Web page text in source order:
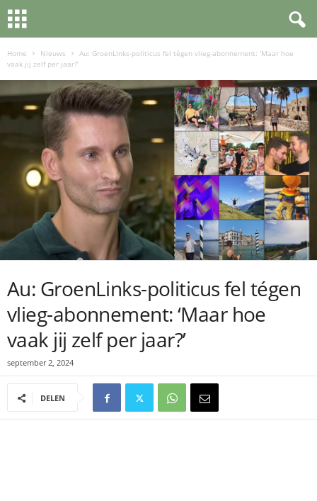
Home Nieuws
Au: GroenLinks-politicus fel tégen vlieg-abonnement: ‘Maar hoe
vaak jij zelf per jaar?’
Au: GroenLinks-politicus fel tégen
vlieg-abonnement: ‘Maar hoe
vaak jij zelf per jaar?’
september 2, 2024
DELEN